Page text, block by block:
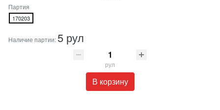
Партия
170203
Наличие партии: 5 рул
рул
В корзину